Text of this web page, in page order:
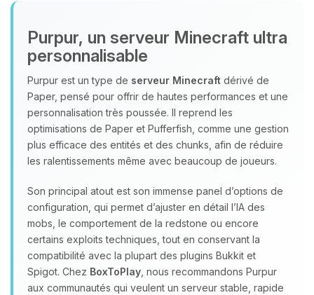
Purpur, un serveur Minecraft ultra
personnalisable
Purpur est un type de serveur Minecraft dérivé de
Paper, pensé pour offrir de hautes performances et une
personnalisation très poussée. Il reprend les
optimisations de Paper et Pufferfish, comme une gestion
plus efficace des entités et des chunks, afin de réduire
les ralentissements même avec beaucoup de joueurs.
Son principal atout est son immense panel d’options de
configuration, qui permet d’ajuster en détail l’IA des
mobs, le comportement de la redstone ou encore
certains exploits techniques, tout en conservant la
compatibilité avec la plupart des plugins Bukkit et
Spigot. Chez BoxToPlay , nous recommandons Purpur
aux communautés qui veulent un serveur stable, rapide
Youpi, enfin quelqu’un pour me
parler ! Moi c’est Choupy, ton petit
assistant BoxToPlay. Dis-moi ce dont
tu as besoin et je vais remuer mes
petits circuits pour t’aider.
08/08/2026 à 20:13